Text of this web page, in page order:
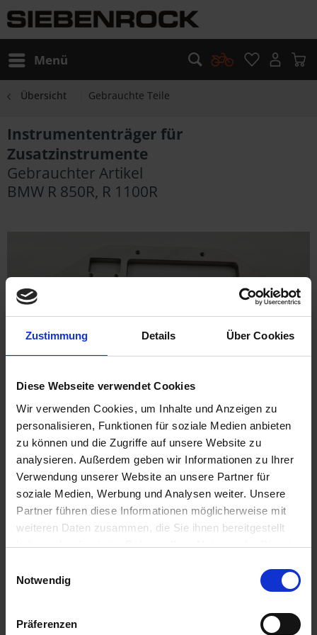
Zustimmung Details Über Cookies
Diese Webseite verwendet Cookies
Wir verwenden Cookies, um Inhalte und Anzeigen zu
personalisieren, Funktionen für soziale Medien anbieten
zu können und die Zugriffe auf unsere Website zu
analysieren. Außerdem geben wir Informationen zu Ihrer
Verwendung unserer Website an unsere Partner für
soziale Medien, Werbung und Analysen weiter. Unsere
Partner führen diese Informationen möglicherweise mit
weiteren Daten zusammen, die Sie ihnen bereitgestellt
haben oder die sie im Rahmen Ihrer Nutzung der Dienste
Cookies, wenn Sie unsere Webseite weiterhin nutzen.
Notwendig
Präferenzen
Menü
Übersicht Gebrauchte Teile
Instrumententräger für
Zusatzinstrumente
Gebrauchter Artikel
BMW R 850R, R 1100R
59,00 €
zzgl. Versandkosten
Sofort versandfertig, Lieferzeit ca. 2-4 Werktage innerhalb
Deutschlands
In denWarenkorb
Merken Bewerten
Sehr schöner Instrumententräger zur Integration der
Zusatzinstrumente im Blickfeld. Hersteller...